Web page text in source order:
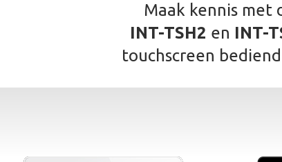
Maak kennis met
INT-TSH2 en INT-
touchscreen